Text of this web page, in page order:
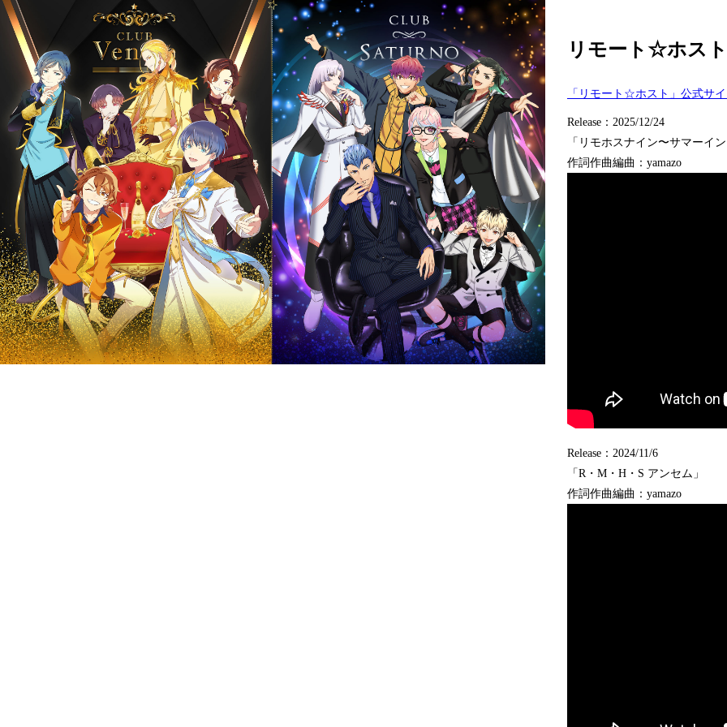
リモート☆ホスト
「リモート☆ホスト」公式サイ
Release：2025/12/24
「リモホスナイン〜サマーイ
作詞作曲編曲：yamazo
Release：2024/11/6
「R・M・H・S アンセム」
作詞作曲編曲：yamazo